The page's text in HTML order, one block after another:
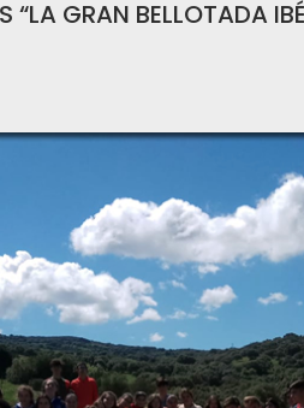
“LA GRAN BELLOTADA